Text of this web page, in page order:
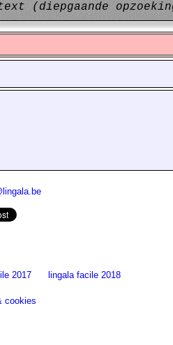
(diepgaande
2017 lingala facile 2018
cookies